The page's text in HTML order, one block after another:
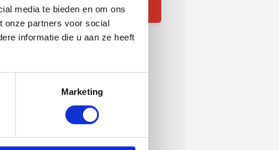
media te bieden en om ons
onze partners voor social
informatie die u aan ze heeft
Marketing
Monumenten.nl